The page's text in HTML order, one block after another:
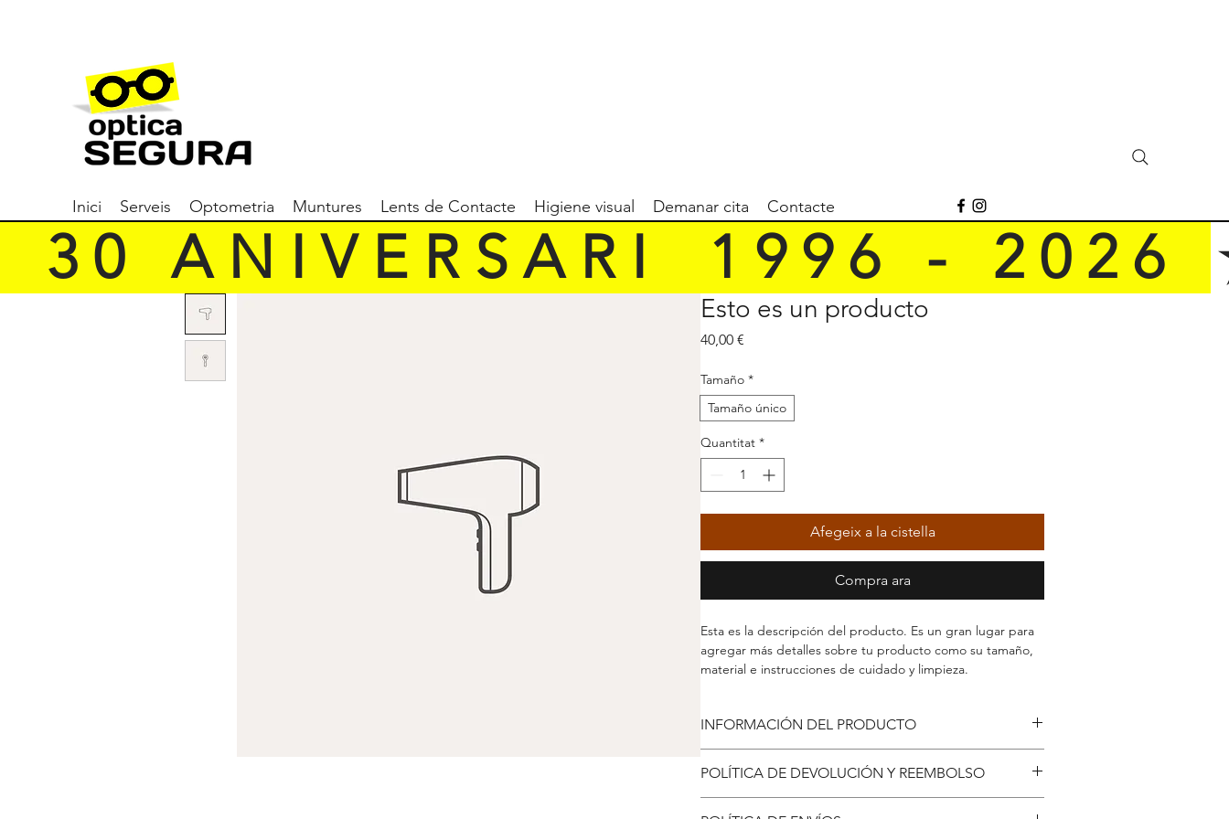
Inici Serveis Optometria Muntures Lents de Contacte Higiene visual Demanar cita Contacte
   3 0   A N I V E R S A R I    1 9 9 6   -   2 0 2 6
Esto es un producto
40,00 €
Tamaño *
Tamaño único
Quantitat *
Afegeix a la cistella
Compra ara
Esta es la descripción del producto. Es un gran lugar para
agregar más detalles sobre tu producto como su tamaño,
material e instrucciones de cuidado y limpieza.
INFORMACIÓN DEL PRODUCTO
lugar para agregar más detalles sobre tu producto como
su tamaño, material e instrucciones de cuidado y limpieza.
También es un buen espacio para que escribas que hace
POLÍTICA DE DEVOLUCIÓN Y REEMBOLSO